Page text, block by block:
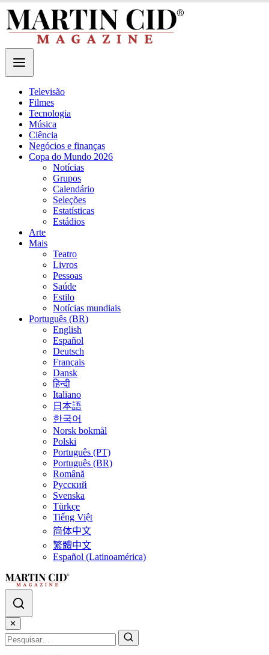
Televisão
Filmes
Tecnologia
Música
Ciência
Negócios e finanças
Copa do Mundo 2026
Notícias
Grupos
Calendário
Seleções
Estatísticas
Estádios
Arte
Mais
Teatro
Livros
Pessoas
Saúde
Estilo
Notícias mundiais
Português (BR)
English
Español
Deutsch
Français
Dansk
हिन्दी
Italiano
日本語
한국어
Norsk bokmål
Polski
Português (PT)
Português (BR)
Română
Русский
Svenska
Türkçe
Tiếng Việt
简体中文
繁體中文
Español (Latinoamérica)
✕